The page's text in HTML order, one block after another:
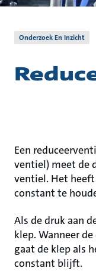
Onderzoek En Inzicht
Een
ventiel) meet de
ventiel. Het
constant te
Als de druk aan
klep. Wanneer
gaat de klep als
constant blijft.